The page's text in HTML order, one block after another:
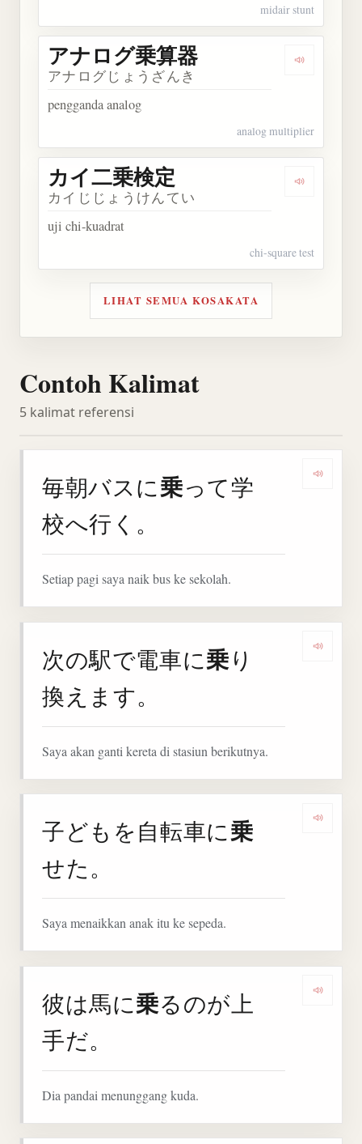
midair stunt
Dengarkan
アナログ乗算器
アナログじょうざんき
pengganda analog
analog multiplier
Dengarkan
カイ二乗検定
カイじじょうけんてい
uji chi-kuadrat
chi-square test
LIHAT SEMUA KOSAKATA
Contoh Kalimat
5 kalimat referensi
毎朝バスに乗って学
校へ行く。
Setiap pagi saya naik bus ke sekolah.
次の駅で電車に乗り
換えます。
Saya akan ganti kereta di stasiun berikutnya.
子どもを自転車に乗
せた。
Saya menaikkan anak itu ke sepeda.
彼は馬に乗るのが上
手だ。
Dia pandai menunggang kuda.